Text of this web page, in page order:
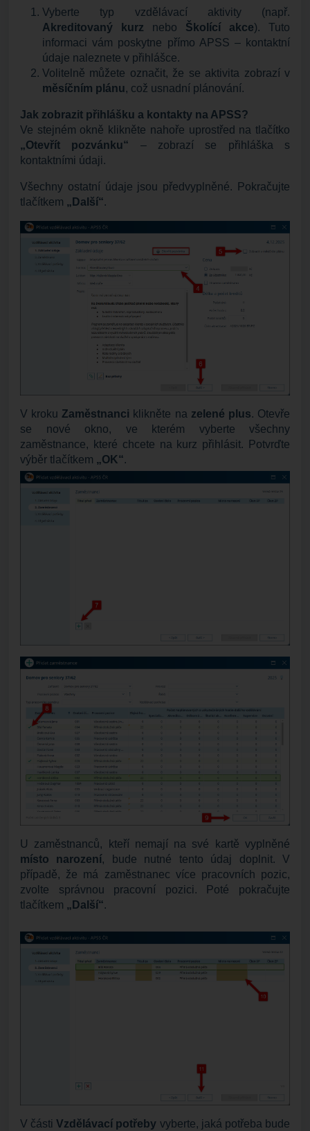
Vyberte typ vzdělávací aktivity (např.
Akreditovaný kurz nebo Školící akce). Tuto
informaci vám poskytne přímo APSS – kontaktní
údaje naleznete v přihlášce.
Volitelně můžete označit, že se aktivita zobrazí v
měsíčním plánu, což usnadní plánování.
Jak zobrazit přihlášku a kontakty na APSS?
Ve stejném okně klikněte nahoře uprostřed na tlačítko
„Otevřít pozvánku“ – zobrazí se přihláška s
kontaktními údaji.
Všechny ostatní údaje jsou předvyplněné. Pokračujte
tlačítkem „Další“.
V kroku Zaměstnanci klikněte na zelené plus. Otevře
se nové okno, ve kterém vyberte všechny
zaměstnance, které chcete na kurz přihlásit. Potvrďte
výběr tlačítkem „OK“.
U zaměstnanců, kteří nemají na své kartě vyplněné
místo narození, bude nutné tento údaj doplnit. V
případě, že má zaměstnanec více pracovních pozic,
zvolte správnou pracovní pozici. Poté pokračujte
tlačítkem „Další“.
V části Vzdělávací potřeby vyberte, jaká potřeba bude